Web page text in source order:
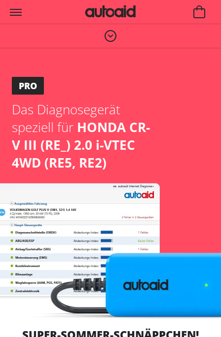
PRO
Das Diagnosegerät
speziell für HONDA CR-
V III (RE_) 2.0 i-VTEC
4WD (RE5, RE2)